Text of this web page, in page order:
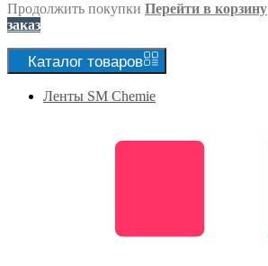
Продолжить покупки Перейти в корзину
заказ
Каталог товаров
Ленты SM Chemie